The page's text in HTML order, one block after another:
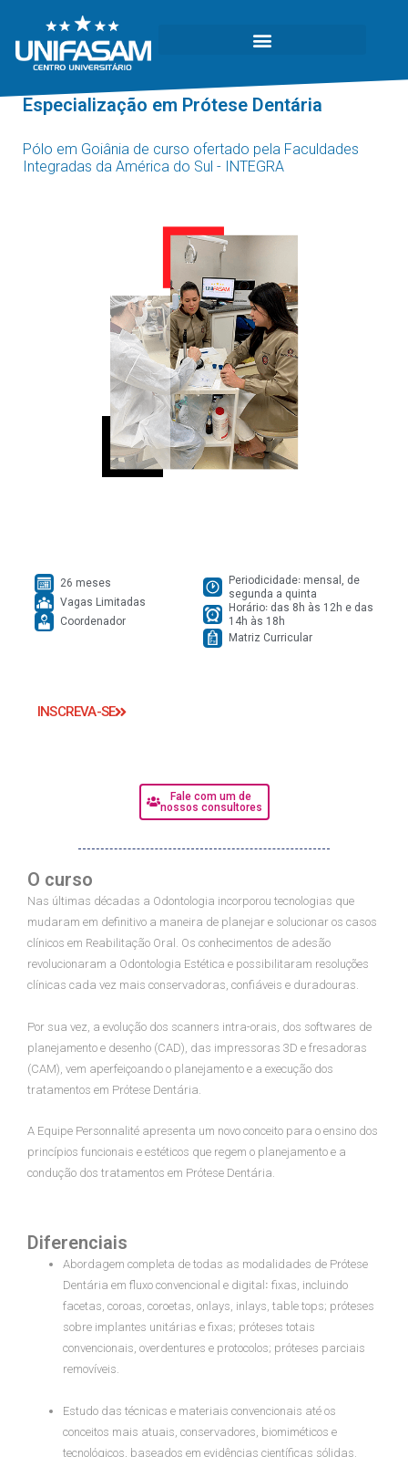
Especialização em Prótese Dentária
Pólo em Goiânia de curso ofertado pela Faculdades
Integradas da América do Sul - INTEGRA
26 meses
Vagas Limitadas
Coordenador
Periodicidade꞉ mensal, de
segunda a quinta
Horário꞉ das 8h às 12h e das
14h às 18h
Matriz Curricular
INSCREVA-SE
Fale com um de
nossos consultores
O curso
Nas últimas décadas a Odontologia incorporou tecnologias que
mudaram em definitivo a maneira de planejar e solucionar os casos
clínicos em Reabilitação Oral. Os conhecimentos de adesão
revolucionaram a Odontologia Estética e possibilitaram resoluções
clínicas cada vez mais conservadoras, confiáveis e duradouras.
Por sua vez, a evolução dos scanners intra-orais, dos softwares de
planejamento e desenho (CAD), das impressoras 3D e fresadoras
(CAM), vem aperfeiçoando o planejamento e a execução dos
tratamentos em Prótese Dentária.
A Equipe Personnalité apresenta um novo conceito para o ensino dos
princípios funcionais e estéticos que regem o planejamento e a
condução dos tratamentos em Prótese Dentária.
Diferenciais
Abordagem completa de todas as modalidades de Prótese
Dentária em fluxo convencional e digital꞉ fixas, incluindo
facetas, coroas, coroetas, onlays, inlays, table tops; próteses
sobre implantes unitárias e fixas; próteses totais
convencionais, overdentures e protocolos; próteses parciais
removíveis.
Estudo das técnicas e materiais convencionais até os
conceitos mais atuais, conservadores, biomiméticos e
tecnológicos, baseados em evidências científicas sólidas.